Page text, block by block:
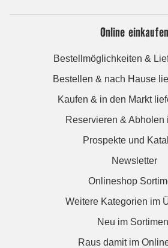
Online einkaufen
Bestellmöglichkeiten &
Bestellen & nach Hause
Kaufen & in den Markt
Reservieren & Abholen
Prospekte und
Newsletter
Onlineshop
Weitere Kategorien im
Neu im
Raus damit im